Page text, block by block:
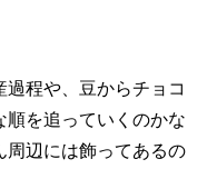
程や、豆からチョコ
順を追っていくのかな
周辺には飾ってあるの